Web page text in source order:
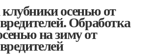
осенью от
Обработка
на зиму от